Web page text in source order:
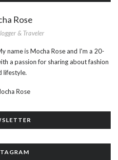
Rose
& Traveler
name is Mocha Rose and I'm a 20-
a passion for sharing about fashion
lifestyle.